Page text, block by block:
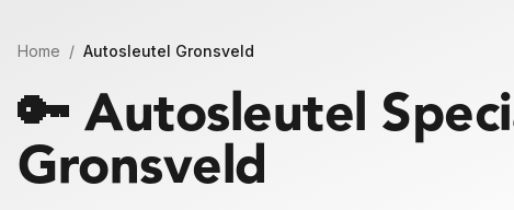
Home / Autosleutel Gronsveld
🔑 Autosleutel
Gronsveld